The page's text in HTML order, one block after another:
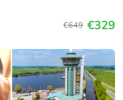
€649 €329